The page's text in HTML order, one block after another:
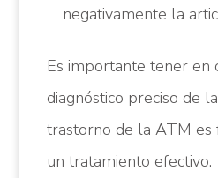
negativamente la
Es importante tener en
diagnóstico preciso de
trastorno de la ATM es
un tratamiento efectivo.